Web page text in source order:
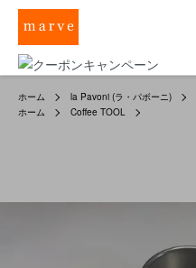
ホーム la Pavoni (ラ・パボーニ)
ホーム
Coffee TOOL